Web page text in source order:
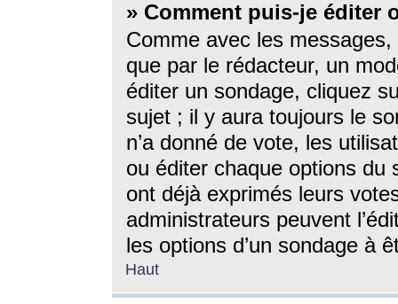
» Comment puis-je éditer
Comme avec les
que par le rédacteur, un
éditer un sondage, cliquez
sujet ; il y aura toujours le
n’a donné de vote, les
ou éditer chaque options du
ont déjà exprimés leurs
administrateurs peuvent
les options d’un sondage à
Haut